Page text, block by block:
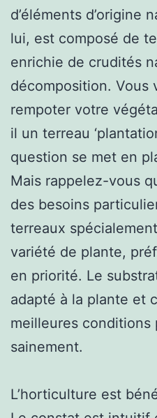
d’éléments d’origine
lui, est composé de
enrichie de crudités
décomposition. Vous
rempoter votre
il un terreau
question se met en
Mais rappelez-vous
des besoins
terreaux
variété de plante,
en priorité. Le
adapté à la plante et
meilleures conditions
sainement.
L’horticulture est